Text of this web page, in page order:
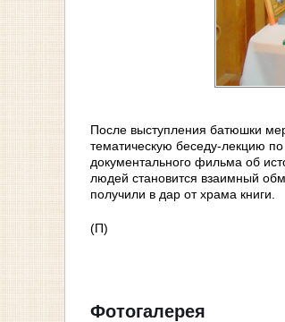
После выступления батюшки
тематическую беседу-лекцию
документального фильма об
людей становится взаимный
получили в дар от храма книги.
(П)
Фотогалерея